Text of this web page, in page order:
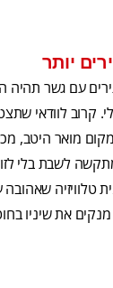
יותר
עם גשר תהיה
קרוב לוודאי
מואר היטב,
לשבת בלי
טלוויזיה שאהובה
את שיניו